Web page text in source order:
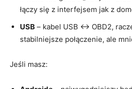
łączy się z interfejsem jak z
USB – kabel USB <-> OBD2,
stabilniejsze połączenie, ale
Jeśli masz: